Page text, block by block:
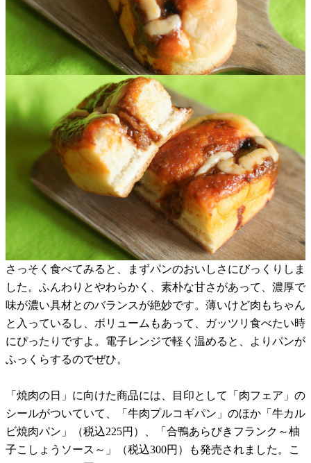
さっそく食べてみると、まずパンのおいしさにびっくりしま
した。ふんわりとやわらかく、素朴な甘さがあって、濃厚で
味が濃い具材とのバランスが絶妙です。薄いけど肉もちゃん
と入っているし、ボリュームもあって、ガッツリ食べたい時
にぴったりですよ。電子レンジで軽く温めると、よりパンが
ふっくらするのでぜひ。
「焼肉の日」に向けた商品には、目印として「肉フェア」の
シールがついていて、「牛肉プルコギパン」のほか「牛カル
ビ焼肉パン」（税込225円）、「合鴨あらびきフランク～柚
子こしょうソース～」（税込300円）も発売されました。こ